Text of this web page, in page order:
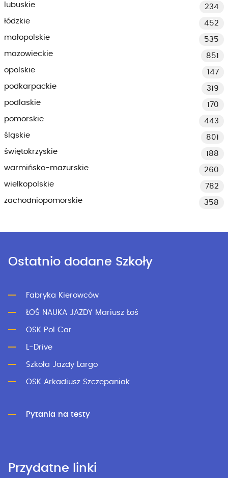
lubuskie
234
łódzkie
452
małopolskie
535
mazowieckie
851
opolskie
147
podkarpackie
319
podlaskie
170
pomorskie
443
śląskie
801
świętokrzyskie
188
warmińsko-mazurskie
260
wielkopolskie
782
zachodniopomorskie
358
Ostatnio dodane Szkoły
Fabryka Kierowców
ŁOŚ NAUKA JAZDY Mariusz Łoś
OSK Pol Car
L-Drive
Szkoła Jazdy Largo
OSK Arkadiusz Szczepaniak
Pytania na testy
Przydatne linki